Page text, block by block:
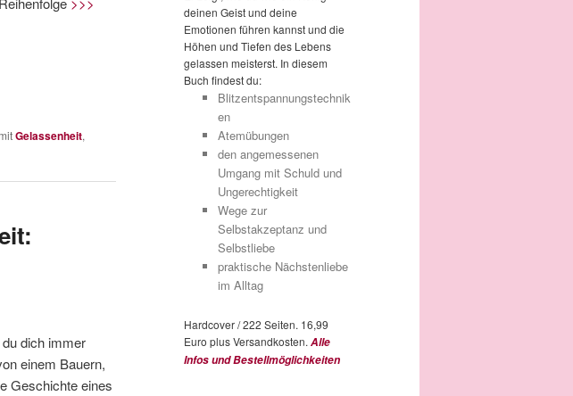
Gelassenheit,
dich immer
einem Bauern,
Geschichte eines
deinen Geist und deine
Emotionen führen kannst und die
Höhen und Tiefen des Lebens
gelassen meisterst. In diesem
Buch findest du:
Blitzentspannungstechnik
en
Atemübungen
den angemessenen
Umgang mit Schuld und
Ungerechtigkeit
Wege zur
Selbstakzeptanz und
Selbstliebe
praktische Nächstenliebe
im Alltag
Hardcover / 222 Seiten. 16,99
Euro plus Versandkosten.Alle
Infos und Bestellmöglichkeiten